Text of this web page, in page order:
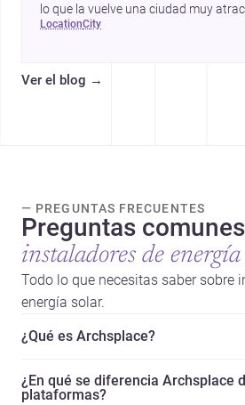
lo que la vuelve una ciudad muy
arquitectos y constructores.
location city
Ver el blog →
— PREGUNTAS FRECUENTES
Preguntas
instaladores de
Todo lo que necesitas saber sobre
energía solar.
¿Qué es Archsplace?
¿En qué se diferencia Archsplace
plataformas?